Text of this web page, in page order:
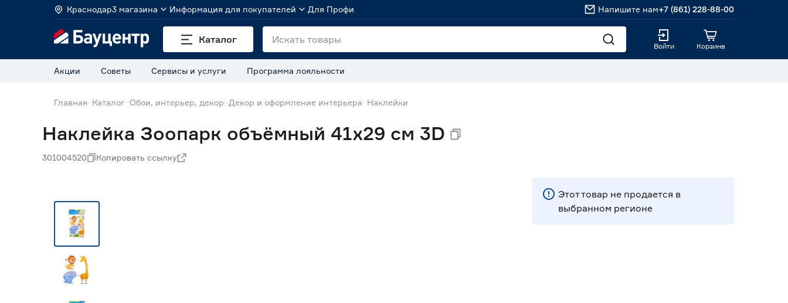
Краснодар3 магазина Информация для покупателей Для Профи Напишите нам+7 (861) 228-88-00
Каталог
Войти Корзина
Акции Советы Сервисы и услуги Программа лояльности
Главная Каталог Обои, интерьер, декор Декор и оформление интерьера Наклейки
Наклейка Зоопарк объёмный 41х29 см 3D
301004520 Копировать ссылку
Этот товар не продается в
выбранном регионе